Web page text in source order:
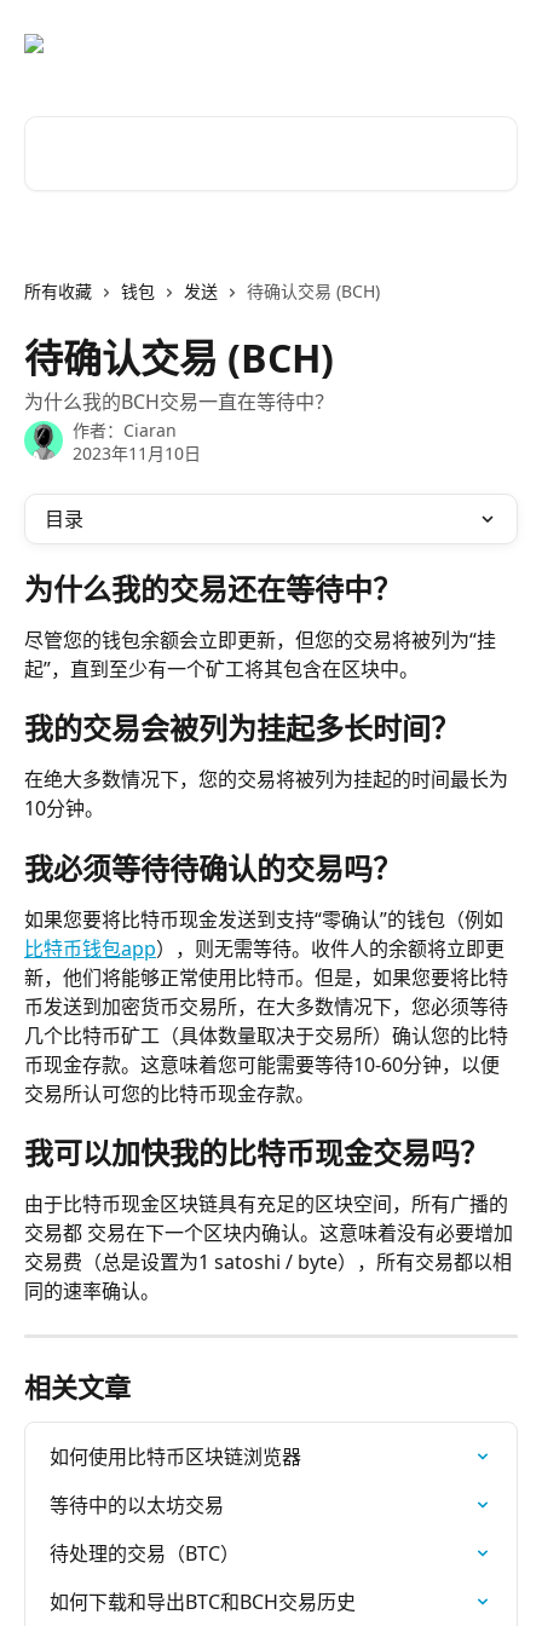
所有收藏 钱包 发送 待确认交易 (BCH)
待确认交易 (BCH)
为什么我的BCH交易一直在等待中？
作者： Ciaran
2023年11月10日
目录
为什么我的交易还在等待中？
尽管您的钱包余额会立即更新，但您的交易将被列为“挂
起”，直到至少有一个矿工将其包含在区块中。
我的交易会被列为挂起多长时间？
在绝大多数情况下，您的交易将被列为挂起的时间最长为
10分钟。
我必须等待待确认的交易吗？
如果您要将比特币现金发送到支持“零确认”的钱包（例如
比特币钱包app），则无需等待。收件人的余额将立即更
新，他们将能够正常使用比特币。但是，如果您要将比特
币发送到加密货币交易所，在大多数情况下，您必须等待
几个比特币矿工（具体数量取决于交易所）确认您的比特
币现金存款。这意味着您可能需要等待10-60分钟，以便
交易所认可您的比特币现金存款。
我可以加快我的比特币现金交易吗？
由于比特币现金区块链具有充足的区块空间，所有广播的
交易都 交易在下一个区块内确认。这意味着没有必要增加
交易费（总是设置为1 satoshi / byte），所有交易都以相
同的速率确认。
相关文章
如何使用比特币区块链浏览器
等待中的以太坊交易
待处理的交易（BTC）
如何下载和导出BTC和BCH交易历史